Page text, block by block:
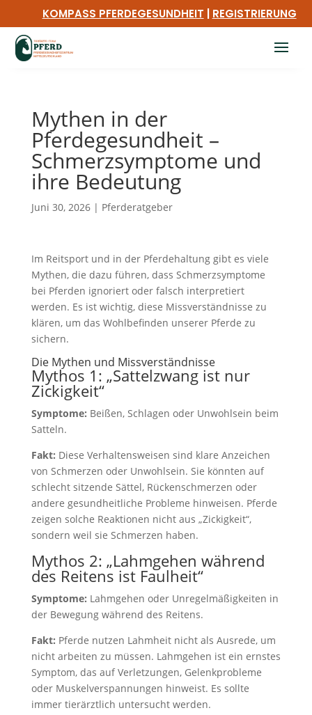
KOMPASS PFERDEGESUNDHEIT REGISTRIERUNG
Mythen in der
Pferdegesundheit –
Schmerzsymptome und
ihre Bedeutung
Juni 30, 2026| Pferderatgeber
Im Reitsport und in der Pferdehaltung gibt es viele
Mythen, die dazu führen, dass Schmerzsymptome
bei Pferden ignoriert oder falsch interpretiert
werden. Es ist wichtig, diese Missverständnisse zu
klären, um das Wohlbefinden unserer Pferde zu
sichern.
Die Mythen und Missverständnisse
Mythos 1: „Sattelzwang ist nur
Zickigkeit“
Symptome: Beißen, Schlagen oder Unwohlsein beim
Satteln.
Fakt: Diese Verhaltensweisen sind klare Anzeichen
von Schmerzen oder Unwohlsein. Sie könnten auf
schlecht sitzende Sättel, Rückenschmerzen oder
andere gesundheitliche Probleme hinweisen. Pferde
zeigen solche Reaktionen nicht aus „Zickigkeit“,
sondern weil sie Schmerzen haben.
Mythos 2: „Lahmgehen während
des Reitens ist Faulheit“
Symptome: Lahmgehen oder Unregelmäßigkeiten in
der Bewegung während des Reitens.
Fakt: Pferde nutzen Lahmheit nicht als Ausrede, um
nicht arbeiten zu müssen. Lahmgehen ist ein ernstes
Symptom, das auf Verletzungen, Gelenkprobleme
oder Muskelverspannungen hinweist. Es sollte
immer tierärztlich untersucht werden.